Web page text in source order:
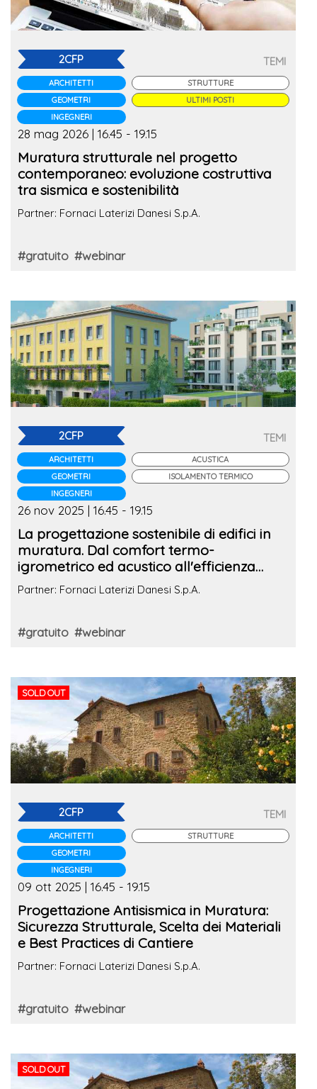
2CFP
ARCHITETTI
GEOMETRI
INGEGNERI
TEMI
STRUTTURE
ULTIMI POSTI
28 mag 2026 | 16.45 - 19.15
Muratura strutturale nel progetto
contemporaneo: evoluzione costruttiva
tra sismica e sostenibilità
Partner: Fornaci Laterizi Danesi S.p.A.
#gratuito #webinar
2CFP
ARCHITETTI
GEOMETRI
INGEGNERI
TEMI
ACUSTICA
ISOLAMENTO TERMICO
26 nov 2025 | 16.45 - 19.15
La progettazione sostenibile di edifici in
muratura. Dal comfort termo-
igrometrico ed acustico all'efficienza
energetica
Partner: Fornaci Laterizi Danesi S.p.A.
#gratuito #webinar
SOLD OUT
2CFP
ARCHITETTI
GEOMETRI
INGEGNERI
TEMI
STRUTTURE
09 ott 2025 | 16.45 - 19.15
Progettazione Antisismica in Muratura:
Sicurezza Strutturale, Scelta dei Materiali
e Best Practices di Cantiere
Partner: Fornaci Laterizi Danesi S.p.A.
#gratuito #webinar
SOLD OUT